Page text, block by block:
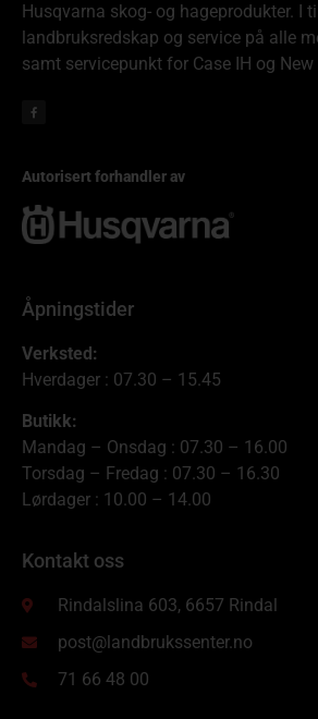
Husqvarna skog- og hageprodukter. I
landbruksredskap og service på alle
samt servicepunkt for Case IH og
Autorisert forhandler av
Åpningstider
Verksted:
Hverdager : 07.30 – 15.45
Butikk:
Mandag – Onsdag : 07.30 – 16.00
Torsdag – Fredag : 07.30 – 16.30
Lørdager : 10.00 – 14.00
Kontakt oss
Rindalslina 603, 6657 Rindal
post@landbrukssenter.no
71 66 48 00